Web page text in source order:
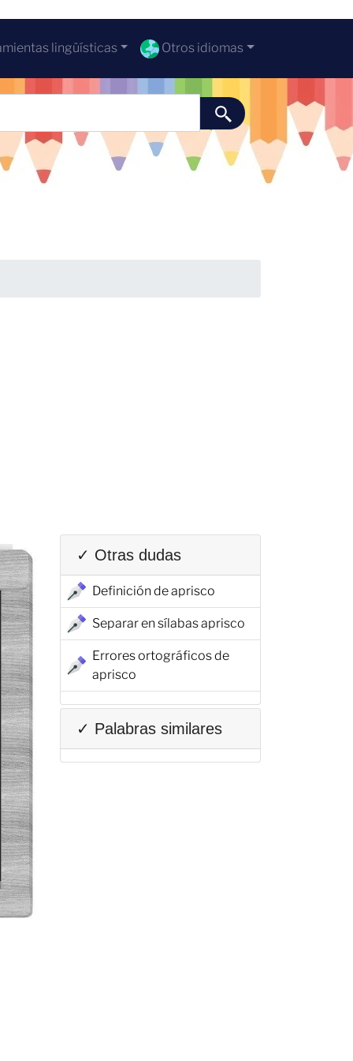
lingüísticas Otros idiomas
✓ Otras dudas
Definición de aprisco
Separar en sílabas aprisco
Errores ortográficos de
aprisco
✓ Palabras similares